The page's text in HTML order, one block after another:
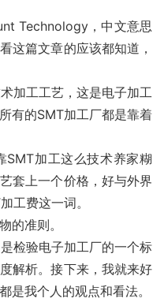
Technology，中文意思
这篇文章的应该都知道，
加工工艺，这是电子加工
有的SMT加工厂都是靠着
SMT加工这么技术养家糊
套上一个价格，好与外界
工费这一词。
的准则。
检验电子加工厂的一个标
解析。接下来，我就来好
是我个人的观点和看法。